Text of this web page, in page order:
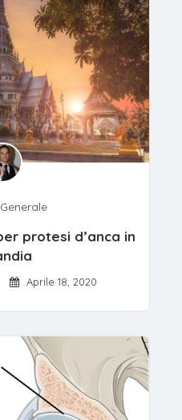
protesi d’anca in
Aprile 18, 2020